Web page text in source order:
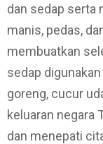
dan sedap serta
manis, pedas,
membuatkan
sedap
goreng, cucur
keluaran negara
dan menepati